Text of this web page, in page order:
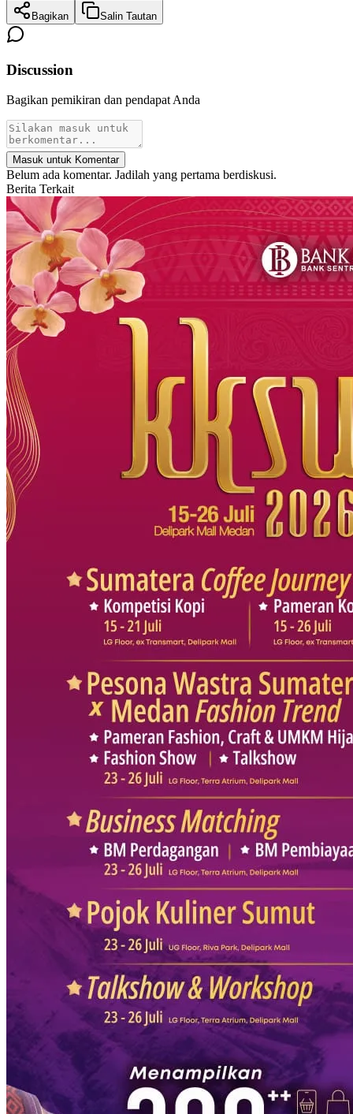
Bagikan Salin Tautan
Discussion
Bagikan pemikiran dan pendapat Anda
Masuk untuk Komentar
Belum ada komentar. Jadilah yang pertama berdiskusi.
Berita Terkait